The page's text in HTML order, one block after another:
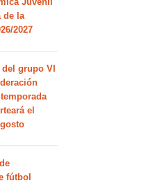
de la
2027
grupo VI
el
fútbol